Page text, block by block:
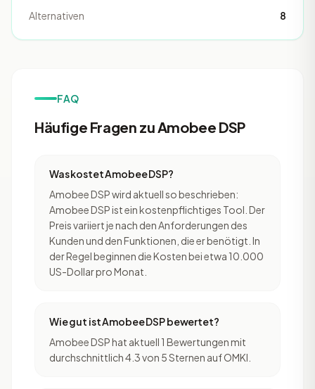
Alternativen
8
FAQ
Häufige Fragen zu Amobee DSP
Was kostet Amobee DSP?
Amobee DSP wird aktuell so beschrieben:
Amobee DSP ist ein kostenpflichtiges Tool. Der
Preis variiert je nach den Anforderungen des
Kunden und den Funktionen, die er benötigt. In
der Regel beginnen die Kosten bei etwa 10.000
US-Dollar pro Monat.
Wie gut ist Amobee DSP bewertet?
Amobee DSP hat aktuell 1 Bewertungen mit
durchschnittlich 4.3 von 5 Sternen auf OMKI.